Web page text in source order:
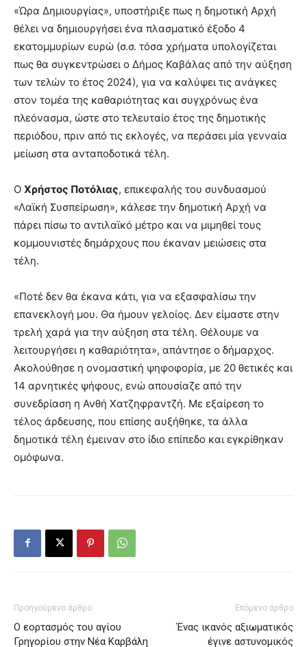
«Ώρα Δημιουργίας», υποστήριξε πως η δημοτική Αρχή
θέλει να δημιουργήσει ένα πλασματικό έξοδο 4
εκατομμυρίων ευρώ (σ.σ. τόσα χρήματα υπολογίζεται
πως θα συγκεντρώσει ο Δήμος Καβάλας από την αύξηση
των τελών το έτος 2024), για να καλύψει τις ανάγκες
στον τομέα της καθαριότητας και συγχρόνως ένα
πλεόνασμα, ώστε στο τελευταίο έτος της δημοτικής
περιόδου, πριν από τις εκλογές, να περάσει μία γενναία
μείωση στα ανταποδοτικά τέλη.
Ο Χρήστος Ποτόλιας, επικεφαλής του συνδυασμού
«Λαϊκή Συσπείρωση», κάλεσε την δημοτική Αρχή να
πάρει πίσω το αντιλαϊκό μέτρο και να μιμηθεί τους
κομμουνιστές δημάρχους που έκαναν μειώσεις στα
τέλη.
«Ποτέ δεν θα έκανα κάτι, για να εξασφαλίσω την
επανεκλογή μου. Θα ήμουν γελοίος. Δεν είμαστε στην
τρελή χαρά για την αύξηση στα τέλη. Θέλουμε να
λειτουργήσει η καθαριότητα», απάντησε ο δήμαρχος.
Ακολούθησε η ονομαστική ψηφοφορία, με 20 θετικές και
14 αρνητικές ψήφους, ενώ απουσίαζε από την
συνεδρίαση η Ανθή Χατζηφραντζή. Με εξαίρεση το
τέλος άρδευσης, που επίσης αυξήθηκε, τα άλλα
δημοτικά τέλη έμειναν στο ίδιο επίπεδο και εγκρίθηκαν
ομόφωνα.
Προηγούμενο άρθρο
Ο εορτασμός του αγίου
Γρηγορίου στην Νέα Καρβάλη
Επόμενο άρθρο
Ένας ικανός αξιωματικός
έγινε αστυνομικός